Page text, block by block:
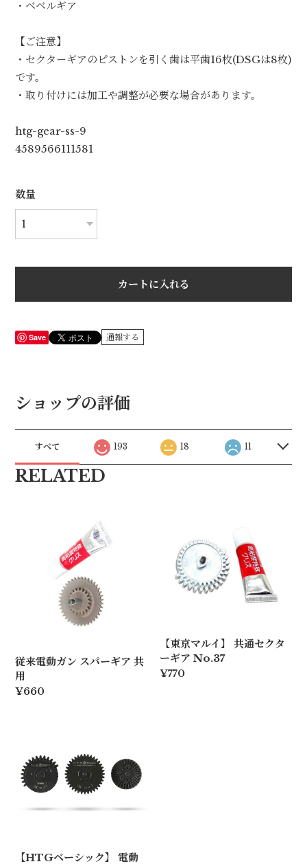
・ベベルギア
【ご注意】
・セクターギアのピストンを引く歯は平歯16枚(DSGは8枚)
です。
・取り付けには加工や調整が必要な場合があります。
htg-gear-ss-9
4589566111581
数量
カートに入れる
Save 通報する
ショップの評価
すべて 193 18 11
RELATED
従来電動ガン スパーギア 共
用
¥660
【東京マルイ】 共通セクタ
ーギア No.37
¥770
【HTGベーシック】 電動